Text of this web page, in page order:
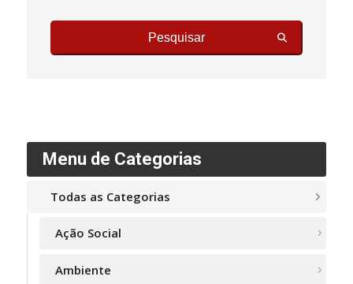
Pesquisar
Menu de Categorias
Todas as Categorias
Ação Social
Ambiente